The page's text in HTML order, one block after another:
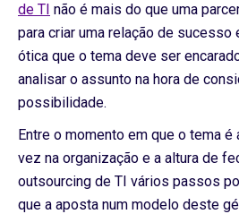
de TI não é mais do que uma
para criar uma relação de sucesso
ótica que o tema deve ser
analisar o assunto na hora de
possibilidade.
Entre o momento em que o tema
vez na organização e a altura de
outsourcing de TI vários passos
que a aposta num modelo deste